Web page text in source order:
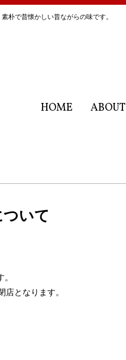
朴で昔懐かしい昔ながらの味です。
HOME ABOUT
いて
店となります。